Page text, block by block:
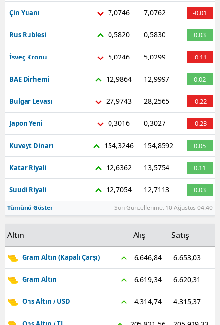
Çin Yuanı 7,0746 7,0762 -0.01
Rus Rublesi 0,5820 0,5830 0.03
İsveç Kronu 5,0246 5,0299 -0.11
BAE Dirhemi 12,9864 12,9997 0.02
Bulgar Levası 27,9743 28,2565 -0.22
Japon Yeni 0,3016 0,3027 -0.23
Kuveyt Dinarı 154,3246 154,8592 0.05
Katar Riyali 12,6362 13,5754 0.11
Suudi Riyali 12,7054 12,7113 0.03
Tümünü Göster Son Güncellenme: 10 Ağustos 04:40
Altın Alış Satış
Gram Altın (Kapalı Çarşı) 6.646,84 6.653,03
Gram Altın 6.619,34 6.620,31
Ons Altın / USD 4.314,74 4.315,37